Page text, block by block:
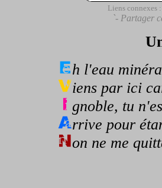
Liens connexes :
`- Partager
h l'eau
iens par ici
gnoble, tu
rrive pour
on ne me